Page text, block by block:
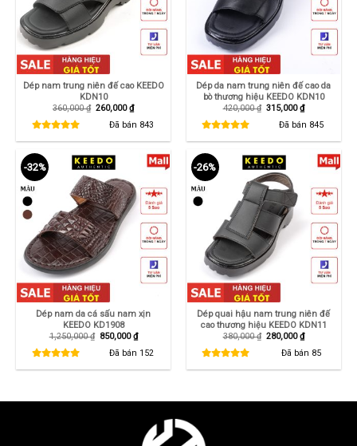
Dép nam trung niên đế cao KEEDO
KDN10
360,000₫ Giá
360,000 ₫.
260,000₫Giá
hiện
tại
là:
260,000 ₫.
Đã bán 843
Dép da nam trung niên đế cao da
bò thương hiệu KEEDO KDN10
420,000₫ Giá
420,000 ₫.
315,000₫Giá
hiện
tại
là:
315,000 ₫.
Đã bán 845
-32%
Dép nam da cá sấu nam xịn
KEEDO KD1908
1,250,000₫ Giá
1,250,000 ₫.
850,000₫Giá
hiện
tại
là:
850,000 ₫.
Đã bán 152
-26%
Dép quai hậu nam trung niên đế
cao thương hiệu KEEDO KDN11
380,000₫ Giá
380,000 ₫.
280,000₫Giá
hiện
tại
là:
280,000 ₫.
Đã bán 85